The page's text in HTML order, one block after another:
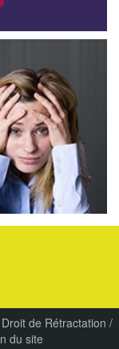
Droit de Rétractation /
du site